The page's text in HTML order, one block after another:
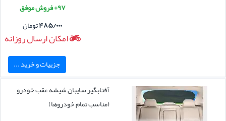
۹۷+ فروش موفق
۴۸۵/۰۰۰تومان
امکان ارسال روزانه
جزییات و خرید ...
آفتابگیر سایبان شیشه عقب خودرو
(مناسب تمام خودروها)